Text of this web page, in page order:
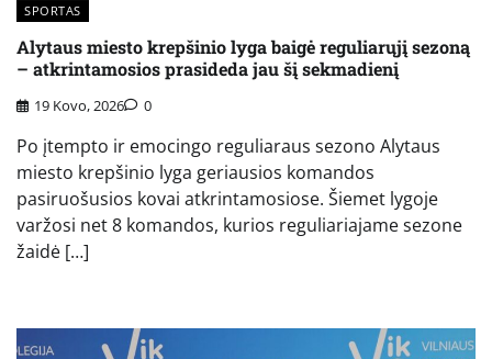
SPORTAS
Alytaus miesto krepšinio lyga baigė reguliarųjį sezoną
– atkrintamosios prasideda jau šį sekmadienį
19 Kovo, 2026 0
Po įtempto ir emocingo reguliaraus sezono Alytaus
miesto krepšinio lyga geriausios komandos
pasiruošusios kovai atkrintamosiose. Šiemet lygoje
varžosi net 8 komandos, kurios reguliariajame sezone
žaidė […]